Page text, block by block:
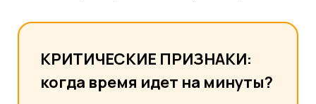
КРИТИЧЕСКИЕ ПРИЗНАКИ:
когда время идет на минуты?